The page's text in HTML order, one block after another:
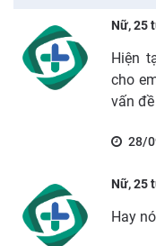
Nữ, 25
Hiện
cho
vấn
28/
Nữ, 25
Hay